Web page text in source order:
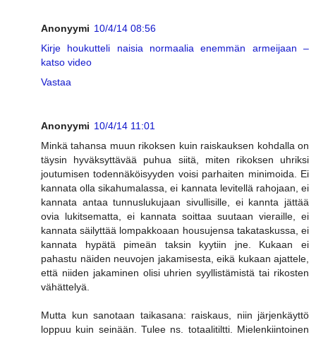
Anonyymi 10/4/14 08:56
Kirje houkutteli naisia normaalia enemmän armeijaan –
katso video
Vastaa
Anonyymi 10/4/14 11:01
Minkä tahansa muun rikoksen kuin raiskauksen kohdalla on
täysin hyväksyttävää puhua siitä, miten rikoksen uhriksi
joutumisen todennäköisyyden voisi parhaiten minimoida. Ei
kannata olla sikahumalassa, ei kannata levitellä rahojaan, ei
kannata antaa tunnuslukujaan sivullisille, ei kannta jättää
ovia lukitsematta, ei kannata soittaa suutaan vieraille, ei
kannata säilyttää lompakkoaan housujensa takataskussa, ei
kannata hypätä pimeän taksin kyytiin jne. Kukaan ei
pahastu näiden neuvojen jakamisesta, eikä kukaan ajattele,
että niiden jakaminen olisi uhrien syyllistämistä tai rikosten
vähättelyä.
Mutta kun sanotaan taikasana: raiskaus, niin järjenkäyttö
loppuu kuin seinään. Tulee ns. totaalitiltti. Mielenkiintoinen